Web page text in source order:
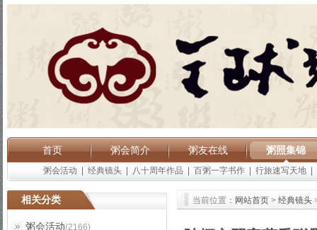
首页 粥会简介 粥友在线 粥照集锦
粥会活动 经典镜头 八十周年作品 百粥一字书作 行旅速写天地
相关分类
粥会活动(2166)
当前位置： 网站首页 > 经典镜头